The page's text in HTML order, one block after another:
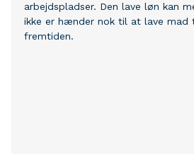
arbejdspladser. Den lave løn kan
ikke er hænder nok til at lave mad
fremtiden.